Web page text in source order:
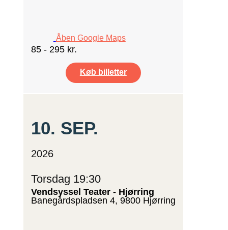
Åben Google Maps
85 - 295 kr.
Køb billetter
10. SEP.
2026
Torsdag 19:30
Vendsyssel Teater - Hjørring
Banegårdspladsen 4, 9800 Hjørring